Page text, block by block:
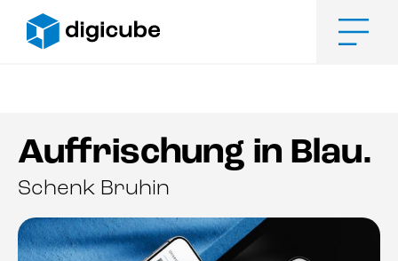
Inhalt
Auffrischung in Blau.
Schenk Bruhin